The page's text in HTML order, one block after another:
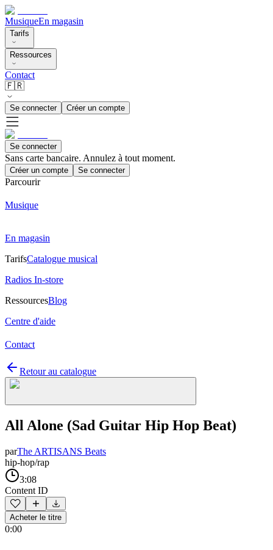
MusiqueEn magasin
Tarifs
Ressources
Contact
🇫🇷
Se connecter Créer un compte
Se connecter
Sans carte bancaire. Annulez à tout moment.
Créer un compte Se connecter
Parcourir
Musique
En magasin
TarifsCatalogue musical
Radios In-store
RessourcesBlog
Centre d'aide
Contact
Retour au catalogue
All Alone (Sad Guitar Hip Hop Beat)
parThe ARTISANS Beats
hip-hop/rap
3:08
Content ID
Acheter le titre
0:00